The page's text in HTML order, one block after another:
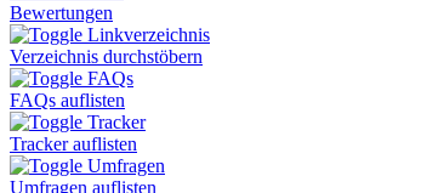
Bewertungen
Linkverzeichnis
Verzeichnis durchstöbern
FAQs
FAQs auflisten
Tracker
Tracker auflisten
Umfragen
Umfragen auflisten